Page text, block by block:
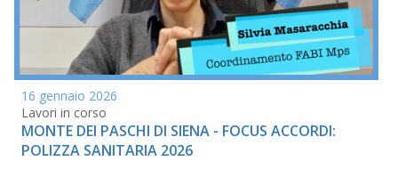
16 gennaio 2026
Lavori in corso
MONTE DEI PASCHI DI SIENA - FOCUS ACCORDI:
POLIZZA SANITARIA 2026